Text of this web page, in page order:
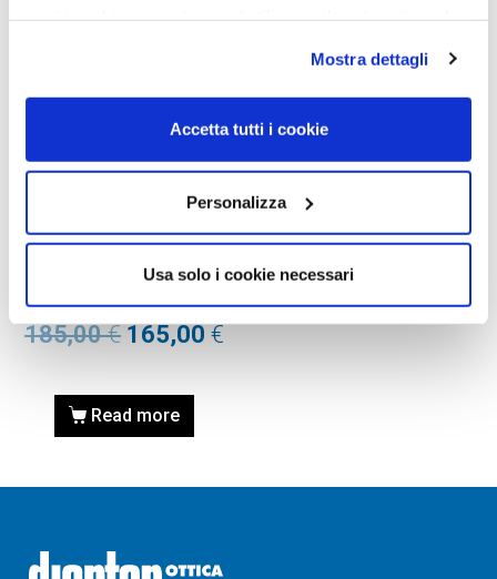
Mostra dettagli
Accetta tutti i cookie
Personalizza
Usa solo i cookie necessari
OCCHIALI DA SOLE
OCCHIALE DA SOLE
ImpactX Photochromic 2
185,00€ 165,00 €
Read more